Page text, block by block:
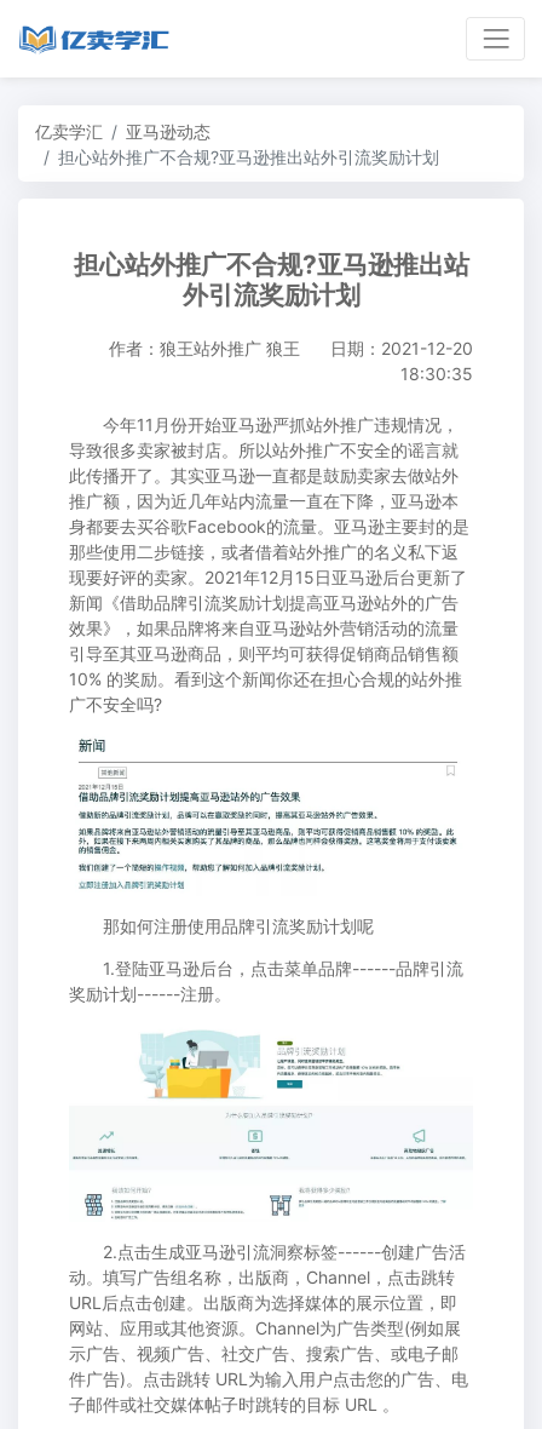
亿卖学汇
亚马逊动态
担心站外推广不合规?亚马逊推出站外引流奖励计划
担心站外推广不合规?亚马逊推出站
外引流奖励计划
作者：狼王站外推广 狼王
日期：2021-12-20
18:30:35
今年11月份开始亚马逊严抓站外推广违规情况，
导致很多卖家被封店。所以站外推广不安全的谣言就
此传播开了。其实亚马逊一直都是鼓励卖家去做站外
推广额，因为近几年站内流量一直在下降，亚马逊本
身都要去买谷歌Facebook的流量。亚马逊主要封的是
那些使用二步链接，或者借着站外推广的名义私下返
现要好评的卖家。2021年12月15日亚马逊后台更新了
新闻《借助品牌引流奖励计划提高亚马逊站外的广告
效果》，如果品牌将来自亚马逊站外营销活动的流量
引导至其亚马逊商品，则平均可获得促销商品销售额
10% 的奖励。看到这个新闻你还在担心合规的站外推
广不安全吗?
那如何注册使用品牌引流奖励计划呢
1.登陆亚马逊后台，点击菜单品牌------品牌引流
奖励计划------注册。
2.点击生成亚马逊引流洞察标签------创建广告活
动。填写广告组名称，出版商，Channel，点击跳转
URL后点击创建。出版商为选择媒体的展示位置，即
网站、应用或其他资源。Channel为广告类型(例如展
示广告、视频广告、社交广告、搜索广告、或电子邮
件广告)。点击跳转 URL为输入用户点击您的广告、电
子邮件或社交媒体帖子时跳转的目标 URL 。